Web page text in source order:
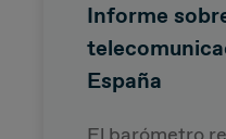
Informe
España